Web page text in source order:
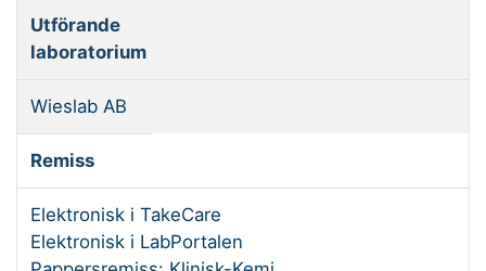
Utförande
laboratorium
Wieslab AB
Remiss
Elektronisk i TakeCare
Elektronisk i LabPortalen